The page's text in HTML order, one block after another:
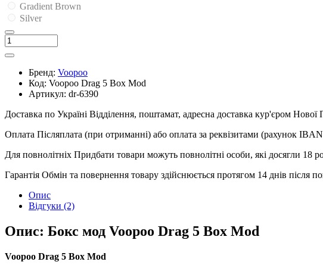
Gradient Brown
Silver
Бренд: Voopoo
Код: Voopoo Drag 5 Box Mod
Артикул: dr-6390
Доставка по Україні Відділення, поштамат, адресна доставка кур'єром
Оплата Післяплата (при отриманні) або оплата за реквізитами (рахунок
Для повнолітніх Придбати товари можуть повнолітні особи, які досягли 18
Гарантія Обмін та повернення товару здійснюється протягом 14 днів після
Опис
Відгуки (2)
Опис: Бокс мод Voopoo Drag 5 Box Mod
Voopoo Drag 5 Box Mod